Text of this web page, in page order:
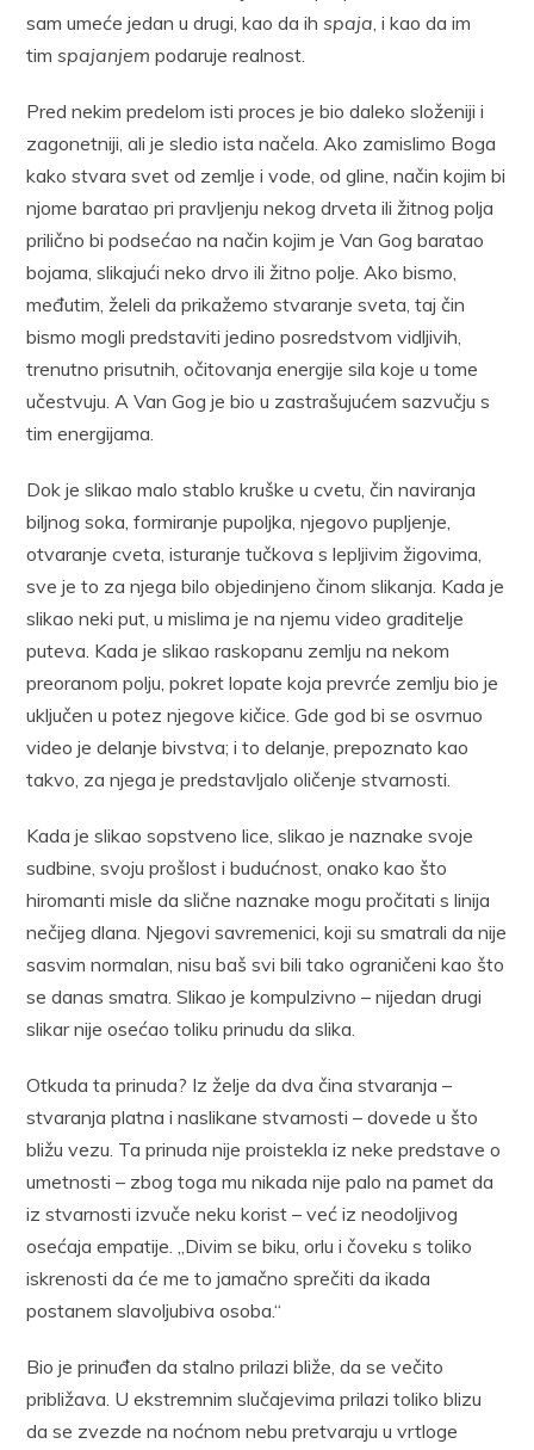
sam umeće jedan u drugi, kao da ihspaja, i kao da im
timspajanjem podaruje realnost.
Pred nekim predelom isti proces je bio daleko složeniji i
zagonetniji, ali je sledio ista načela. Ako zamislimo Boga
kako stvara svet od zemlje i vode, od gline, način kojim bi
njome baratao pri pravljenju nekog drveta ili žitnog polja
prilično bi podsećao na način kojim je Van Gog baratao
bojama, slikajući neko drvo ili žitno polje. Ako bismo,
međutim, želeli da prikažemo stvaranje sveta, taj čin
bismo mogli predstaviti jedino posredstvom vidljivih,
trenutno prisutnih, očitovanja energije sila koje u tome
učestvuju. A Van Gog je bio u zastrašujućem sazvučju s
tim energijama.
Dok je slikao malo stablo kruške u cvetu, čin naviranja
biljnog soka, formiranje pupoljka, njegovo pupljenje,
otvaranje cveta, isturanje tučkova s lepljivim žigovima,
sve je to za njega bilo objedinjeno činom slikanja. Kada je
slikao neki put, u mislima je na njemu video graditelje
puteva. Kada je slikao raskopanu zemlju na nekom
preoranom polju, pokret lopate koja prevrće zemlju bio je
uključen u potez njegove kičice. Gde god bi se osvrnuo
video je delanje bivstva; i to delanje, prepoznato kao
takvo, za njega je predstavljalo oličenje stvarnosti.
Kada je slikao sopstveno lice, slikao je naznake svoje
sudbine, svoju prošlost i budućnost, onako kao što
hiromanti misle da slične naznake mogu pročitati s linija
nečijeg dlana. Njegovi savremenici, koji su smatrali da nije
sasvim normalan, nisu baš svi bili tako ograničeni kao što
se danas smatra. Slikao je kompulzivno – nijedan drugi
slikar nije osećao toliku prinudu da slika.
Otkuda ta prinuda? Iz želje da dva čina stvaranja –
stvaranja platna i naslikane stvarnosti – dovede u što
bližu vezu. Ta prinuda nije proistekla iz neke predstave o
umetnosti – zbog toga mu nikada nije palo na pamet da
iz stvarnosti izvuče neku korist – već iz neodoljivog
osećaja empatije. „Divim se biku, orlu i čoveku s toliko
iskrenosti da će me to jamačno sprečiti da ikada
postanem slavoljubiva osoba.“
Bio je prinuđen da stalno prilazi bliže, da se večito
približava. U ekstremnim slučajevima prilazi toliko blizu
da se zvezde na noćnom nebu pretvaraju u vrtloge